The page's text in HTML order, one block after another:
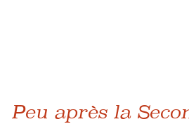
Peu après la